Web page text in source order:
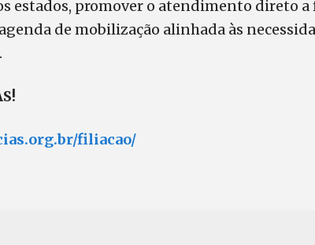
estados, promover o atendimento direto a
de mobilização alinhada às
filiacao/